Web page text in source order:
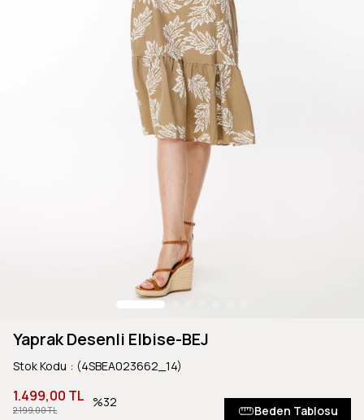
Yaprak Desenli Elbise-BEJ
Stok Kodu (4SBEA023662_14)
2.199,00 TL
1.499,00 TL 32
Beden Tablosu